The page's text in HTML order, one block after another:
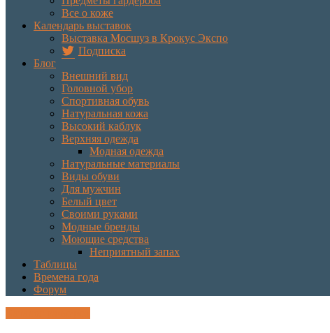
Все о коже
Календарь выставок
Выставка Мосшуз в Крокус Экспо
Подписка
Блог
Внешний вид
Головной убор
Спортивная обувь
Натуральная кожа
Высокий каблук
Верхняя одежда
Модная одежда
Натуральные материалы
Виды обуви
Для мужчин
Белый цвет
Своими руками
Модные бренды
Моющие средства
Неприятный запах
Таблицы
Времена года
Форум